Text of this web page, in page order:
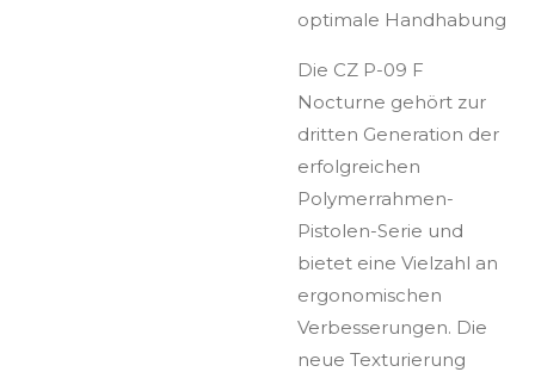
optimale Handhabung
Die CZ P-09 F
Nocturne gehört zur
dritten Generation der
erfolgreichen
Polymerrahmen-
Pistolen-Serie und
bietet eine Vielzahl an
ergonomischen
Verbesserungen. Die
neue Texturierung